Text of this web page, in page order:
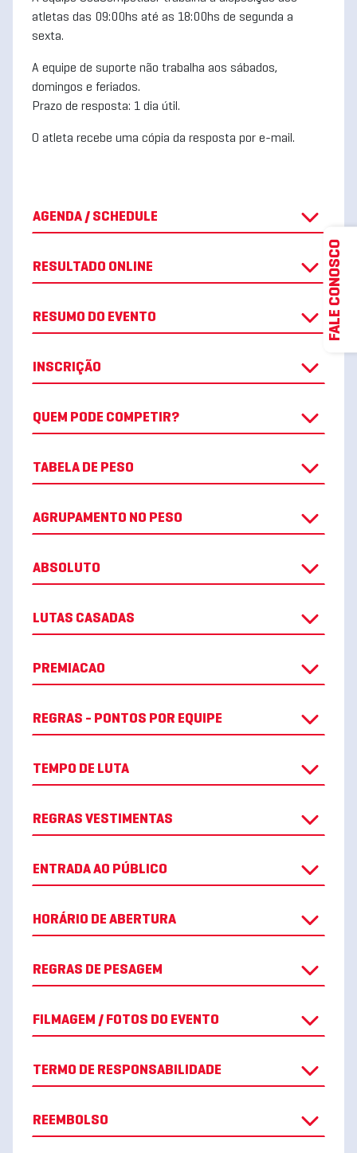
atletas das 09:00hs até as 18:00hs de segunda a
sexta.
A equipe de suporte não trabalha aos sábados,
domingos e feriados.
Prazo de resposta: 1 dia útil.
O atleta recebe uma cópia da resposta por e-mail.
AGENDA / SCHEDULE
RESULTADO ONLINE
RESUMO DO EVENTO
INSCRIÇÃO
QUEM PODE COMPETIR?
TABELA DE PESO
AGRUPAMENTO NO PESO
ABSOLUTO
LUTAS CASADAS
PREMIACAO
REGRAS - PONTOS POR EQUIPE
TEMPO DE LUTA
REGRAS VESTIMENTAS
ENTRADA AO PÚBLICO
HORÁRIO DE ABERTURA
REGRAS DE PESAGEM
FILMAGEM / FOTOS DO EVENTO
TERMO DE RESPONSABILIDADE
REEMBOLSO
FALE CONOSCO